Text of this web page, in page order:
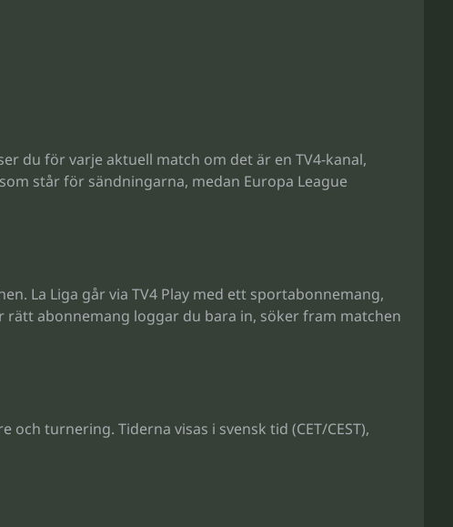
du för varje aktuell match om det är en TV4-kanal,
står för sändningarna, medan Europa League
La Liga går via TV4 Play med ett sportabonnemang,
rätt abonnemang loggar du bara in, söker fram matchen
turnering. Tiderna visas i svensk tid (CET/CEST),